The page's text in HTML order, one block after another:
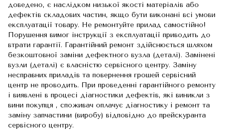
доведено, є наслідком низької якості матеріалів або
дефектів складових частин, якщо бути виконані всі умови
експлуатації товару. Не ремонтуйте прилад самостійно!
Порушення вимог інструкції з експлуатації приводить до
втрати гарантії. Гарантійний ремонт здійснюється шляхом
безкоштовної заміни дефектного вузла (деталі). Замінені
вузли (деталі) є власністю сервісного центру. Заміну
несправних приладів та повернення грошей сервісний
центр не проводить. При проведенні гарантійного ремонту
і виявлені в процесі діагностики дефектів, які виникли з
вини покупця , споживач оплачує діагностику і ремонт та
заміну запчастини (виробу) відповідно до прейскуранта
сервісного центру.